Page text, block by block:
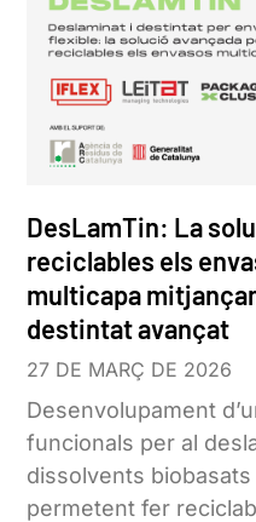
DesLamTin: La
reciclables els
multicapa
destintat avançat
27 DE MARÇ DE 2026
Desenvolupament
funcionals per al
dissolvents
permetent fer